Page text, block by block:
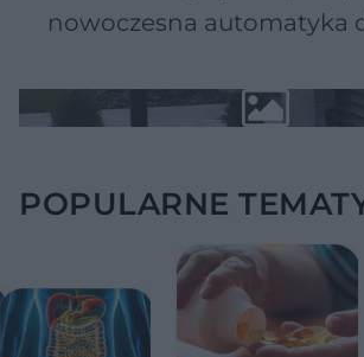
nowoczesna automatyka
POPULARNE